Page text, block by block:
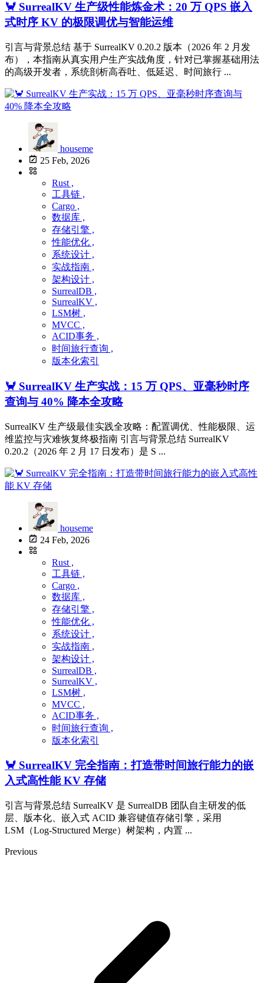
🦀 SurrealKV 生产级性能炼金术：20 万 QPS 嵌入
式时序 KV 的极限调优与智能运维
引言与背景总结 基于 SurrealKV 0.20.2 版本（2026 年 2 月发
布），本指南从真实用户生产实战角度，针对已掌握基础用法
的高级开发者，系统剖析高吞吐、低延迟、时间旅行 ...
houseme
25 Feb, 2026
Rust ,
工具链 ,
Cargo ,
数据库 ,
存储引擎 ,
性能优化 ,
系统设计 ,
实战指南 ,
架构设计 ,
SurrealDB ,
SurrealKV ,
LSM树 ,
MVCC ,
ACID事务 ,
时间旅行查询 ,
版本化索引
🦀 SurrealKV 生产实战：15 万 QPS、亚毫秒时序
查询与 40% 降本全攻略
SurrealKV 生产级最佳实践全攻略：配置调优、性能极限、运
维监控与灾难恢复终极指南 引言与背景总结 SurrealKV
0.20.2（2026 年 2 月 17 日发布）是 S ...
houseme
24 Feb, 2026
Rust ,
工具链 ,
Cargo ,
数据库 ,
存储引擎 ,
性能优化 ,
系统设计 ,
实战指南 ,
架构设计 ,
SurrealDB ,
SurrealKV ,
LSM树 ,
MVCC ,
ACID事务 ,
时间旅行查询 ,
版本化索引
🦀 SurrealKV 完全指南：打造带时间旅行能力的嵌
入式高性能 KV 存储
引言与背景总结 SurrealKV 是 SurrealDB 团队自主研发的低
层、版本化、嵌入式 ACID 兼容键值存储引擎，采用
LSM（Log-Structured Merge）树架构，内置 ...
Previous